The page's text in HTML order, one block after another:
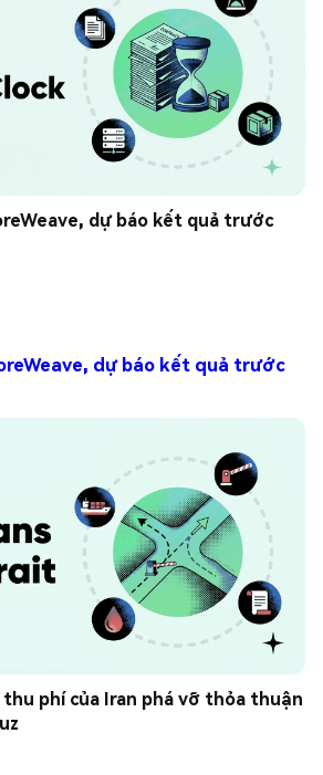
dự báo kết quả trước
dự báo kết quả trước
phí của Iran phá vỡ thỏa thuận